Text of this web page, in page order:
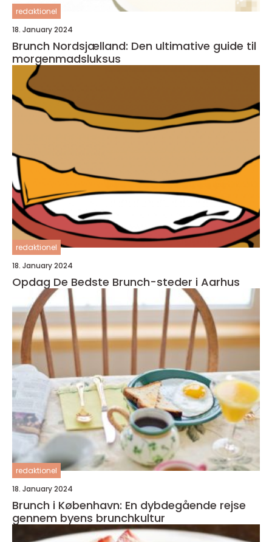
redaktionel
18. January 2024
Brunch Nordsjælland: Den ultimative guide til
morgenmadsluksus
redaktionel
18. January 2024
Opdag De Bedste Brunch-steder i Aarhus
redaktionel
18. January 2024
Brunch i København: En dybdegående rejse
gennem byens brunchkultur